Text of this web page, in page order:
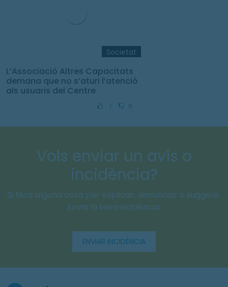
Societat
L’Associació Altres Capacitats
demana que no s’aturi l’atenció
als usuaris del Centre
Tramuntana durant les vacances
Vols enviar un avís o
incidència?
Si tens alguna cosa per explicar, denunciar o suggerir.
Envia la teva incidència.
ENVIAR INCIDÈNCIA